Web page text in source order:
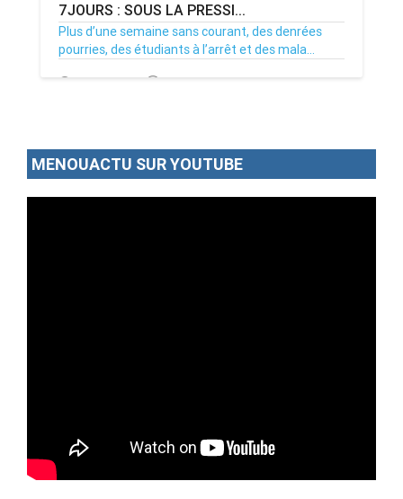
7JOURS : SOUS LA PRESSI...
Plus d’une semaine sans courant, des denrées
pourries, des étudiants à l’arrêt et des mala...
02/07/26 Par MenouActu 0
MENOUACTU SUR YOUTUBE